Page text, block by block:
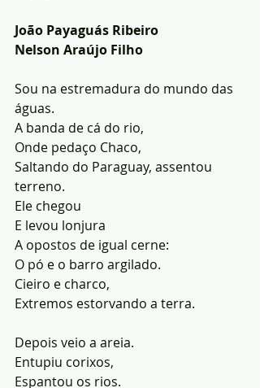
João Payaguás Ribeiro
Nelson Araújo Filho
Sou na estremadura do mundo das
águas.
A banda de cá do rio,
Onde pedaço Chaco,
Saltando do Paraguay, assentou
terreno.
Ele chegou
E levou lonjura
A opostos de igual cerne:
O pó e o barro argilado.
Cieiro e charco,
Extremos estorvando a terra.
Depois veio a areia.
Entupiu corixos,
Espantou os rios.